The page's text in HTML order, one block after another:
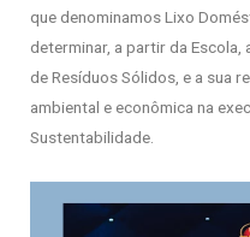
que denominamos Lixo
determinar, a partir da
de Resíduos Sólidos, e a sua
ambiental e econômica na
Sustentabilidade.